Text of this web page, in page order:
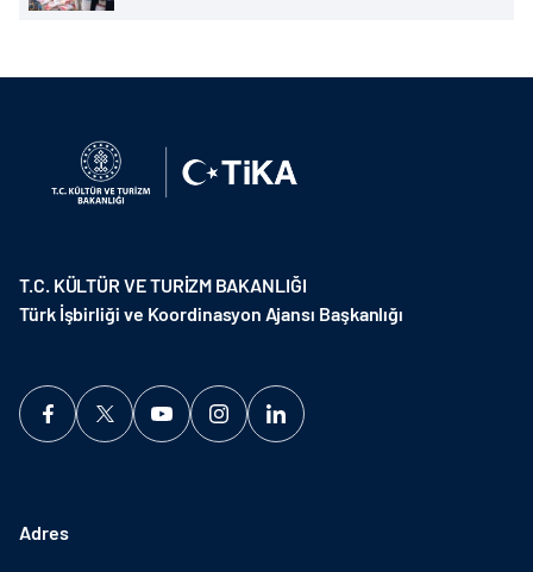
T.C. KÜLTÜR VE TURİZM BAKANLIĞI
Türk İşbirliği ve Koordinasyon Ajansı Başkanlığı
Adres